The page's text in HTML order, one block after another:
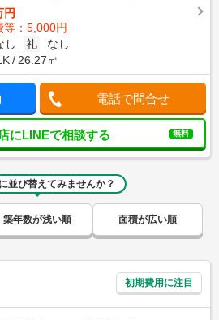
円
等：5,000円
し 礼
なし
26.27㎡
電話で問合せ
にLINEで相談する 無料
並び替えてみませんか？
築年数が浅い順 面積が広い順
初期費用に注目